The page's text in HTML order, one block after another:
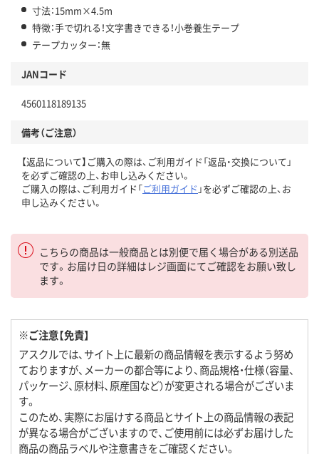
寸法：15mm×4.5m
特徴：手で切れる！文字書きできる！小巻養生テープ
テープカッター：無
JANコード
4560118189135
備考（ご注意）
【返品について】ご購入の際は、ご利用ガイド「返品・交換について」
を必ずご確認の上、お申し込みください。
ご購入の際は、ご利用ガイド「ご利用ガイド 」を必ずご確認の上、お
申し込みください。
こちらの商品は一般商品とは別便で届く場合がある別送品
です。お届け日の詳細はレジ画面にてご確認をお願い致し
ます。
※ご注意【免責】
アスクルでは、サイト上に最新の商品情報を表示するよう努め
ておりますが、メーカーの都合等により、商品規格・仕様（容量、
パッケージ、原材料、原産国など）が変更される場合がございま
す。
このため、実際にお届けする商品とサイト上の商品情報の表記
が異なる場合がございますので、ご使用前には必ずお届けした
商品の商品ラベルや注意書きをご確認ください。